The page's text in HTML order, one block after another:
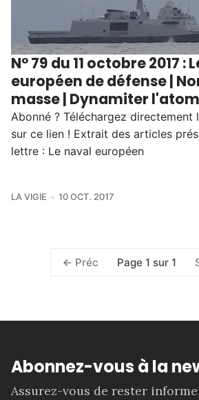
N° 79 du 11 octobre 2017 :
européen de défense |
masse | Dynamiter
Abonné ? Téléchargez directement
sur ce lien ! Extrait des articles
lettre : Le naval européen
LA VIGIE 10 OCT. 2017
Préc Page 1 sur 1
Abonnez-vous à la
Assurez-vous de rester